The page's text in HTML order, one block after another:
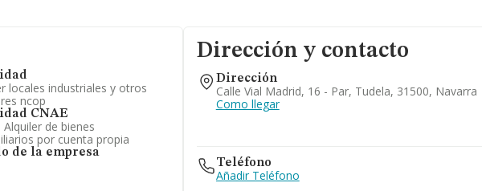
locales industriales y otros
ncop
CNAE
Alquiler de bienes
por cuenta propia
de la empresa
Dirección y contacto
Dirección
Calle Vial Madrid, 16 - Par, Tudela, 31500, Navarra
Como llegar
Teléfono
Añadir Teléfono